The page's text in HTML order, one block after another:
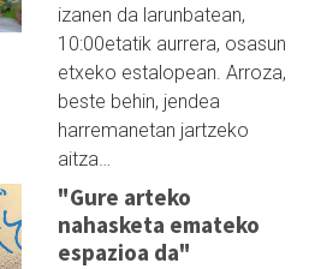
izanen da larunbatean,
10:00etatik aurrera, osasun
etxeko estalopean. Arroza,
beste behin, jendea
harremanetan jartzeko
aitza…
"Gure arteko
nahasketa emateko
espazioa da"